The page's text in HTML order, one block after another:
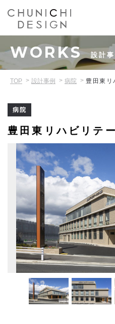
WORKS 設計事
TOP 設計事例 病院 豊田東リ
病院
豊田東リハビリテ